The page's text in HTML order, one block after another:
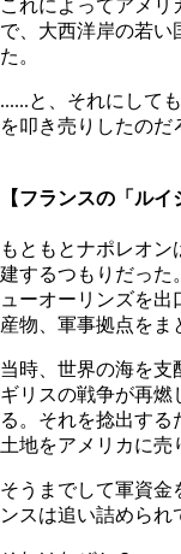
これによってアメリ
で、大西洋岸の若い
た。
......と、それにして
を叩き売りしたのだ
【フランスの「ルイ
もともとナポレオ
建するつもりだった
ューオーリンズを
産物、軍事拠点をま
当時、世界の海を支
ギリスの戦争が再燃
る。それを捻出す
土地をアメリカに売
そうまでして軍資金
ンスは追い詰められ